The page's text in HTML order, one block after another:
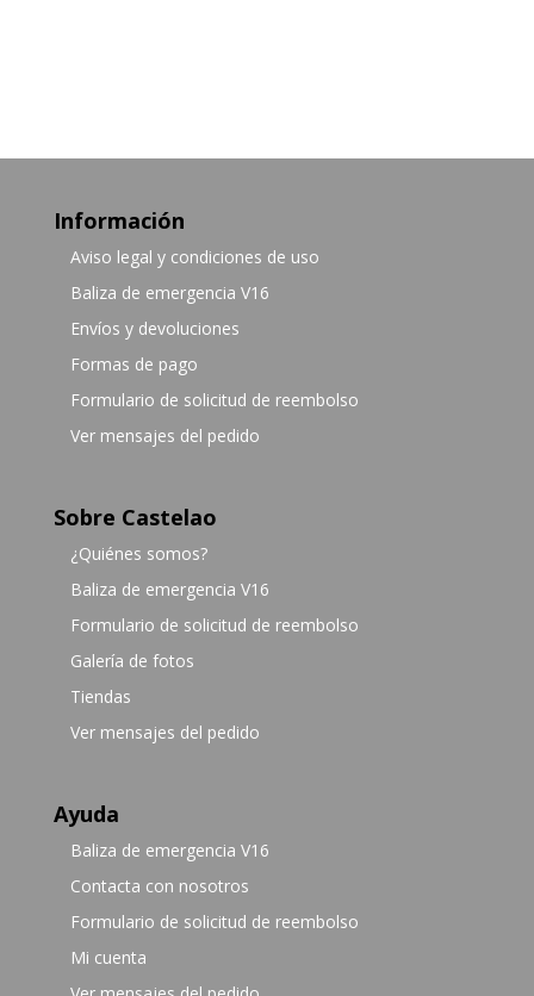
Información
Aviso legal y condiciones de uso
Baliza de emergencia V16
Envíos y devoluciones
Formas de pago
Formulario de solicitud de reembolso
Ver mensajes del pedido
Sobre Castelao
¿Quiénes somos?
Baliza de emergencia V16
Formulario de solicitud de reembolso
Galería de fotos
Tiendas
Ver mensajes del pedido
Ayuda
Baliza de emergencia V16
Contacta con nosotros
Formulario de solicitud de reembolso
Mi cuenta